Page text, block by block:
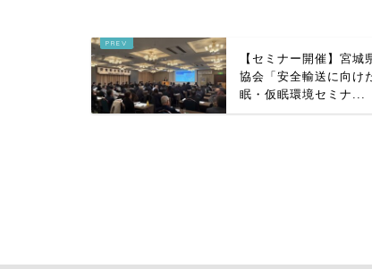
【セミナー開催】宮城
協会「安全輸送に向け
眠・仮眠環境セミナ...